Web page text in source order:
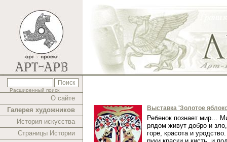
Расширенный поиск
О сайте
Галерея художников
История искусства
Страницы Истории
Выставка 'Золотое
Ребенок познает мир…
рядом живут добро и
горе, красота и